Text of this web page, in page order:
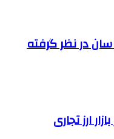
در نظر گرفته
ارز تجاری